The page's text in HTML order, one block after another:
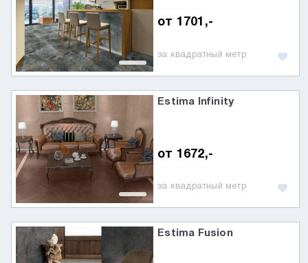
от 1701,-
за квадратный метр
Estima Infinity
от 1672,-
за квадратный метр
Estima Fusion